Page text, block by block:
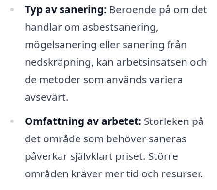
Typ av sanering: Beroende på om det
handlar om asbestsanering,
mögelsanering eller sanering från
nedskräpning, kan arbetsinsatsen och
de metoder som används variera
avsevärt.
Omfattning av arbetet: Storleken på
det område som behöver saneras
påverkar självklart priset. Större
områden kräver mer tid och resurser.